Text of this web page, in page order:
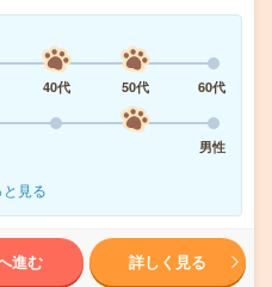
40代 50代
60代
男性
と見る
進む 詳しく見る